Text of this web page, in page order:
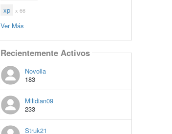
xp x 66
Ver Más
Recientemente Activos
Novolla
183
Milidian09
233
Struk21